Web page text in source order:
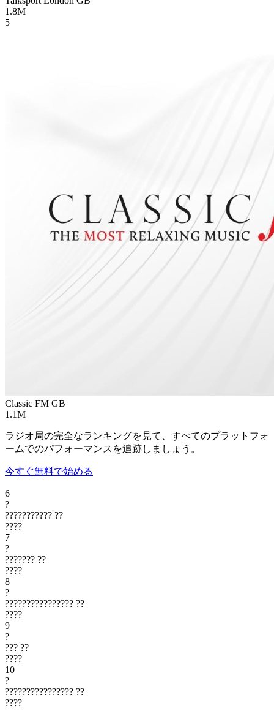
1.8M
5
Classic FM GB
1.1M
ラジオ局の完全なランキングを見て、すべてのプラットフォ
ームでのパフォーマンスを追跡しましょう。
今すぐ無料で始める
6
?
??????????? ??
????
7
?
??????? ??
????
8
?
???????????????? ??
????
9
?
??? ??
????
10
?
???????????????? ??
????